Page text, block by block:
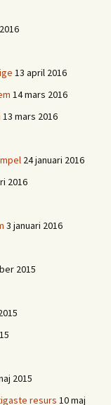
13 april 2016
14 mars 2016
13 mars 2016
24 januari 2016
2016
3 januari 2016
2015
2015
resurs 10 maj